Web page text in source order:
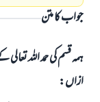
جواب کا متن
ہمہ قسم کی حمد اللہ
ازاں:
نیکی کی